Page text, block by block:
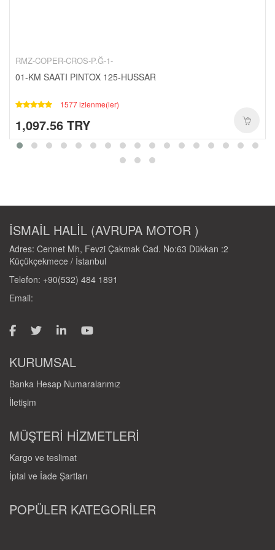
KAPORTA SETLERI-1-
SCT-PASIFIK-1-
RMZ-COPER-CROS-P.Ğ-1-
01-KM SAATI PINTOX 125-HUSSAR
1577 izlenme(ler)
1,097.56 TRY
İSMAİL HALİL (AVRUPA MOTOR )
Adres: Cennet Mh, Fevzi Çakmak Cad. No:63 Dükkan :2
Küçükçekmece / İstanbul
Telefon: +90(532) 484 1891
Email:
KURUMSAL
Banka Hesap Numaralarımız
İletişim
MÜŞTERİ HİZMETLERİ
Kargo ve teslimat
İptal ve İade Şartları
POPÜLER KATEGORİLER